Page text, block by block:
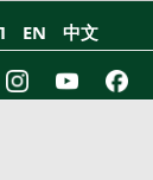
EN 中文